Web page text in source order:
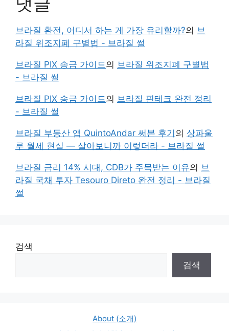
브라질 환전, 어디서 하는 게 가장 유리할까?의 브
라질 위조지폐 구별법 - 브라질 썰
브라질 PIX 송금 가이드의 브라질 위조지폐 구별법
- 브라질 썰
브라질 PIX 송금 가이드의 브라질 핀테크 완전 정리
- 브라질 썰
브라질 부동산 앱 QuintoAndar 써본 후기 의 상파울
루 월세 현실 — 살아보니까 이렇더라 - 브라질 썰
브라질 금리 14% 시대, CDB가 주목받는 이유의 브
라질 국채 투자 Tesouro Direto 완전 정리 - 브라질
썰
검색
검색
About (소개)